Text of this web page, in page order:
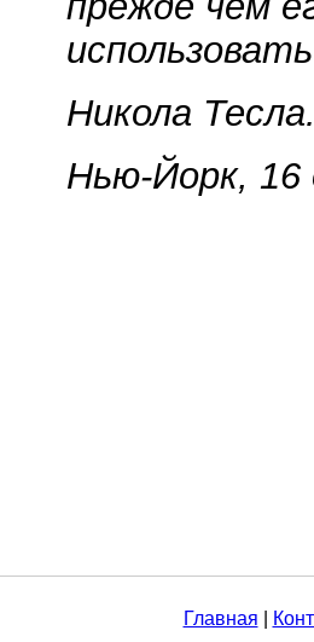
Никола
Нью-Йорк, 16
Главная